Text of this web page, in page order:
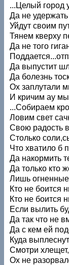
...Целый город
Да не
Уйдут своим
Тянем кверху
Да не того
Да выпустит
Да болезнь
Ох заплутали
И кричим ау мы
...Собираем
Ловим свет
Свою радость
Столько
Что хватило б
Да накормить
Да только кто
Лишь огненные
Кто не боится
Кто не боится
Если вылить
Да так что не
Да с кем ей
Куда
Смотри
Ох не